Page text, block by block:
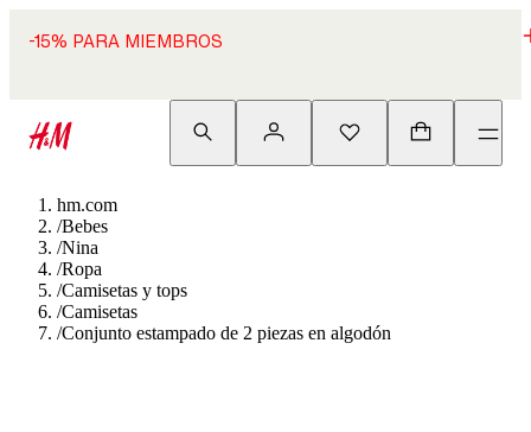
-15% PARA MIEMBROS
hm.com
/Bebes
/Nina
/Ropa
/Camisetas y tops
/Camisetas
/Conjunto estampado de 2 piezas en algodón